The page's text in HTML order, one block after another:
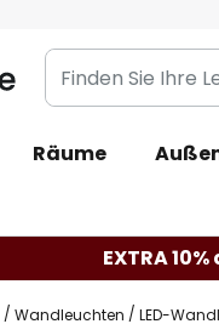
Finden
Sie
Leuchte...
Räume
EXTRA
Wandleuchten LED-